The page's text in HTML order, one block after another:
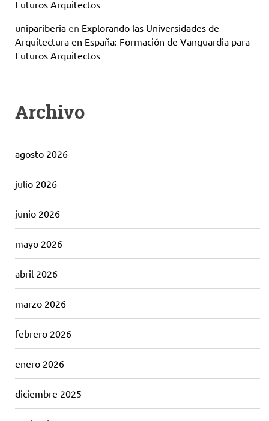
Futuros Arquitectos
unipariberia en Explorando las Universidades de
Arquitectura en España: Formación de Vanguardia para
Futuros Arquitectos
Archivo
agosto 2026
julio 2026
junio 2026
mayo 2026
abril 2026
marzo 2026
febrero 2026
enero 2026
diciembre 2025